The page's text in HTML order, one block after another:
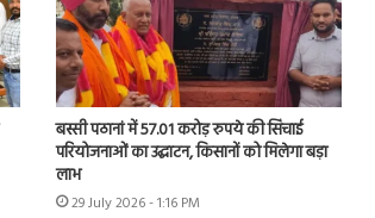
बस्सी पठानां में 57.01 करोड़ रुपये की सिंचाई
परियोजनाओं का उद्घाटन, किसानों को मिलेगा बड़ा
लाभ
29 July 2026 - 1:16 PM